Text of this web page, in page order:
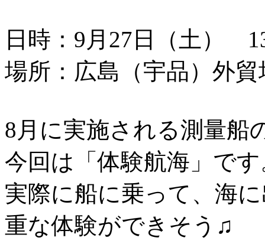
日時：9月27日（土）
場所：広島（宇品）外
8月に実施される測量船
今回は「体験航海」で
実際に船に乗って、海
重な体験ができそう♫